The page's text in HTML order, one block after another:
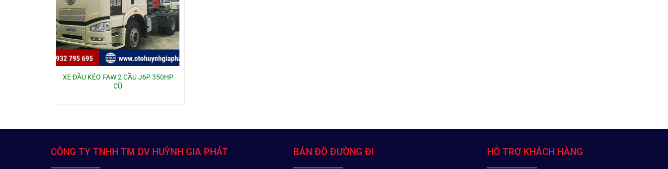
XE ĐẦU KÉO FAW 2 CẦU J6P 350HP
CŨ
CÔNG TY TNHH TM DV HUỲNH GIA PHÁT BẢN ĐỒ ĐƯỜNG ĐI HỖ TRỢ KHÁCH HÀNG